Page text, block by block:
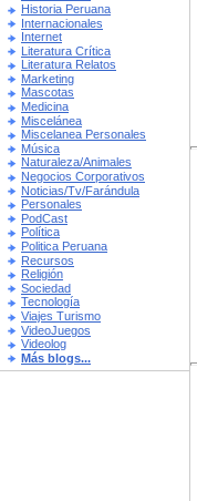
Historia Peruana
Internacionales
Internet
Literatura Crítica
Literatura Relatos
Marketing
Mascotas
Medicina
Miscelánea
Miscelanea Personales
Música
Naturaleza/Animales
Negocios Corporativos
Noticias/Tv/Farándula
Personales
PodCast
Política
Politica Peruana
Recursos
Religión
Sociedad
Tecnología
Viajes Turismo
VideoJuegos
Videolog
Más blogs...